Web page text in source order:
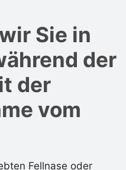
Sie in
der
der
vom
Fellnase oder